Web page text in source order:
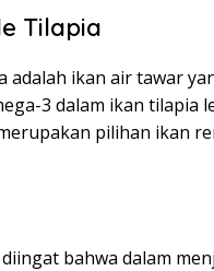
Tilapia
adalah ikan air tawar
3 dalam ikan tilapia
pilihan ikan
bahwa dalam